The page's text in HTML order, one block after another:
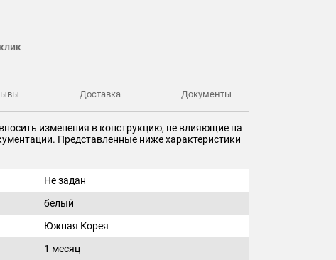
Доставка Документы
изменения в конструкцию, не влияющие на
Представленные ниже характеристики
Не задан
белый
Южная Корея
1 месяц